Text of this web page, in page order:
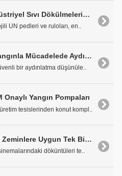
Brady'den Endüstriyel Sıvı Dökülmelerini Saniyeler İçinde Temizleyin
UN pedleri ve ruloları, en..
Nightstick'in Yangınla Mücadelede Aydınlatma Fenerleri Artık Türkiye'de
bir aydınlatma düşünüle..
Yangın Pompaları
tesislerinden konut kompl..
Brady'den Tüm Zeminlere Uygun Tek Bir Döküntü Temizleme Çözümü
döküntüleri te..